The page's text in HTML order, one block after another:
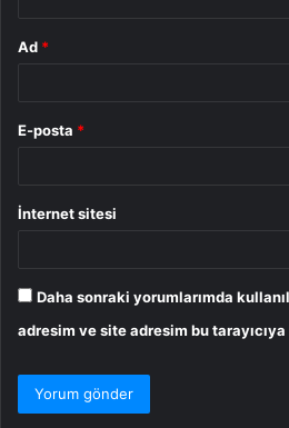
Ad *
E-posta *
İnternet sitesi
Daha sonraki yorumlarımda
adresim ve site adresim bu